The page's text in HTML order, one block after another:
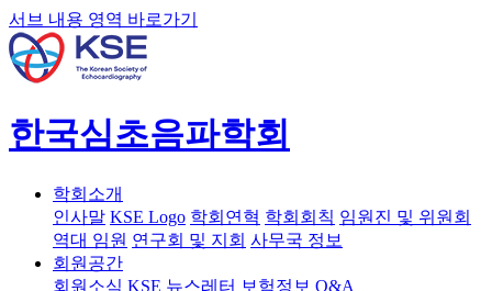
서브 내용 영역 바로가기
한국심초음파학회
학회소개
인사말 KSE Logo 학회연혁 학회회칙 임원진 및 위원회
역대 임원 연구회 및 지회 사무국 정보
회원공간
회원소식 KSE 뉴스레터 보험정보 Q&A